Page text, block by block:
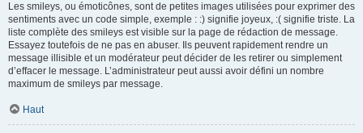
Les smileys, ou émoticônes, sont de petites images utilisées pour exprimer des
sentiments avec un code simple, exemple : :) signifie joyeux, :( signifie triste. La
liste complète des smileys est visible sur la page de rédaction de message.
Essayez toutefois de ne pas en abuser. Ils peuvent rapidement rendre un
message illisible et un modérateur peut décider de les retirer ou simplement
d’effacer le message. L’administrateur peut aussi avoir défini un nombre
maximum de smileys par message.
Haut